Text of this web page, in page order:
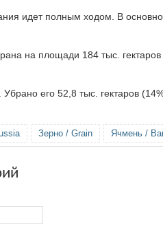
идет полным ходом. В
на площади 184 тыс.
Убрано его 52,8 тыс. гектаров
Зерно / Grain Ячмень /